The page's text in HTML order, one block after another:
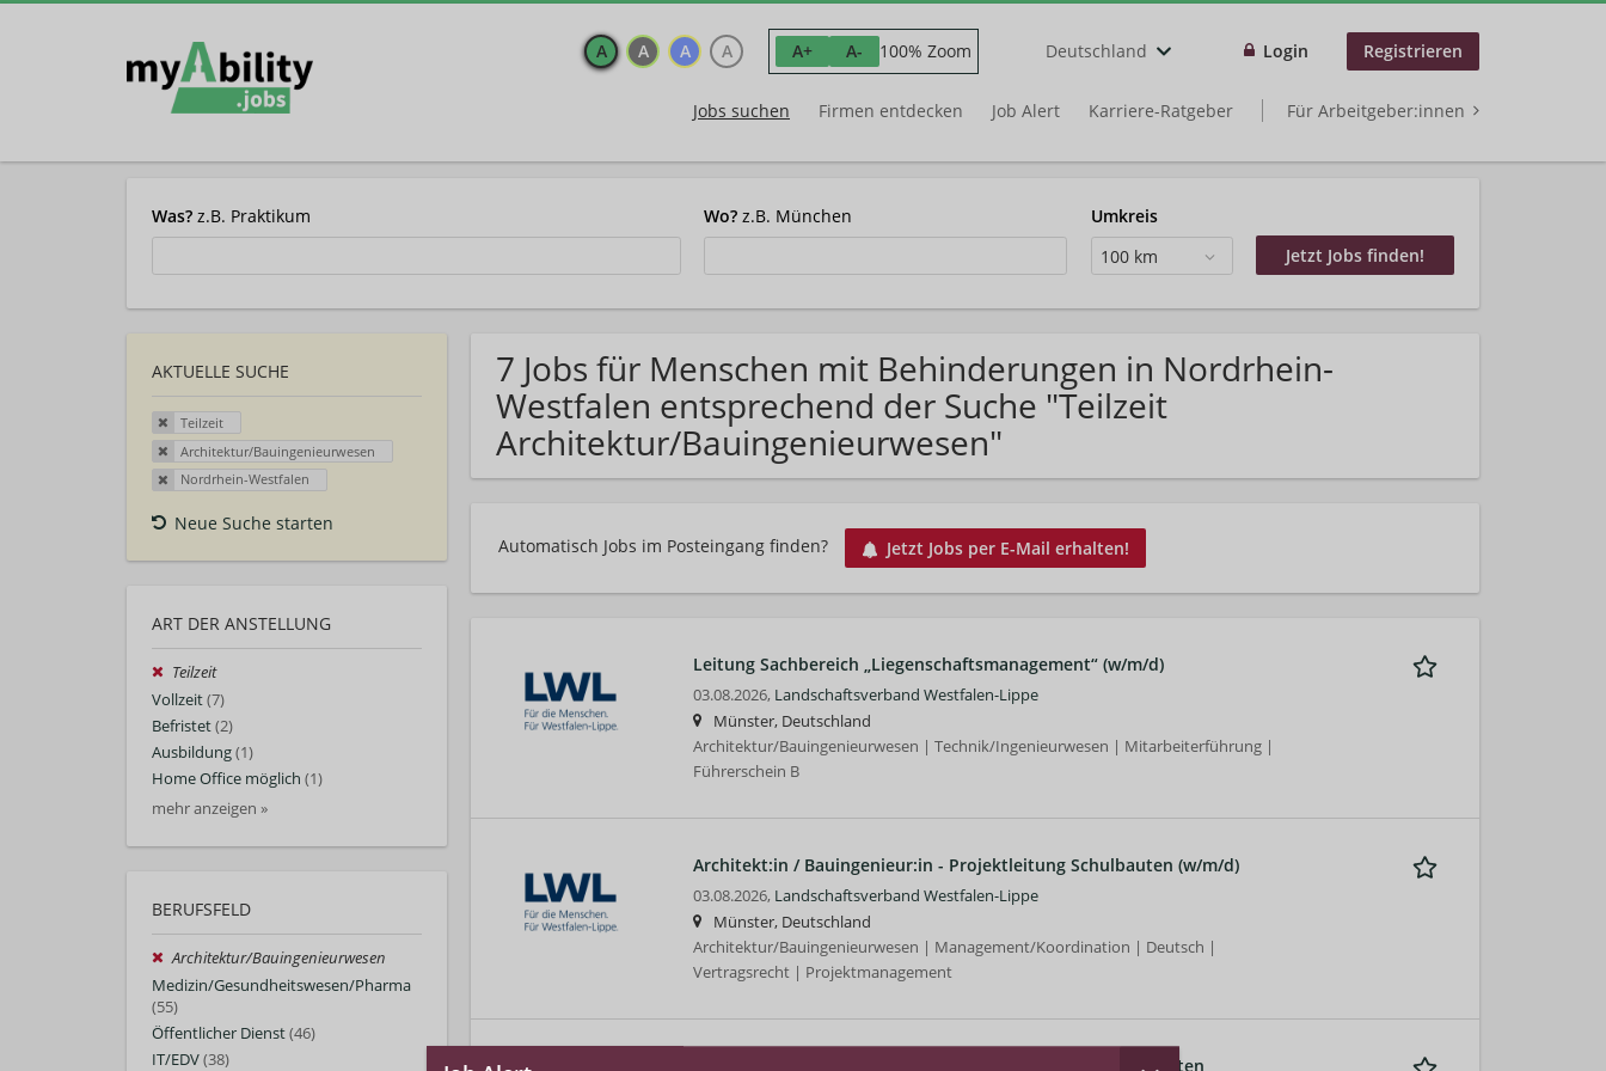
A A A A A+ A- 100% Zoom Deutschland Login Registrieren
Jobs suchen Firmen entdecken Job Alert Karriere-Ratgeber Für Arbeitgeber:innen
Was? z.B. Praktikum Wo? z.B. München
Umkreis
100 km
AKTUELLE SUCHE
Teilzeit
Architektur/Bauingenieurwesen
Nordrhein-Westfalen
Neue Suche starten
ART DER ANSTELLUNG
Teilzeit
Vollzeit(7)
Befristet(2)
Ausbildung(1)
Home Office möglich (1)
mehr anzeigen »
BERUFSFELD
Architektur/Bauingenieurwesen
Medizin/Gesundheitswesen/Pharma
(55)
Öffentlicher Dienst(46)
IT/EDV(38)
7 Jobs für Menschen mit Behinderungen in Nordrhein-
Westfalen entsprechend der Suche "Teilzeit
Architektur/Bauingenieurwesen"
Automatisch Jobs im Posteingang finden? Jetzt Jobs per E-Mail erhalten!
Leitung Sachbereich „Liegenschaftsmanagement“ (w/m/d)
03.08.2026, Landschaftsverband Westfalen-Lippe
Münster, Deutschland
Architektur/Bauingenieurwesen | Technik/Ingenieurwesen | Mitarbeiterführung |
Führerschein B
Architekt:in / Bauingenieur:in - Projektleitung Schulbauten (w/m/d)
03.08.2026, Landschaftsverband Westfalen-Lippe
Münster, Deutschland
Architektur/Bauingenieurwesen | Management/Koordination | Deutsch |
Vertragsrecht | Projektmanagement
Wissenschaftsmanager*in im Bereich Ingenieurwissenschaften